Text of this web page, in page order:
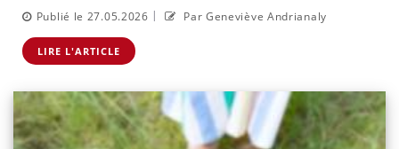
Publié le 27.05.2026 | Par Geneviève Andrianaly
LIRE L'ARTICLE